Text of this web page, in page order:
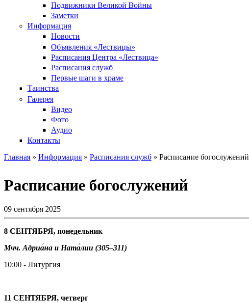
Подвижники Великой Войны
Заметки
Информация
Новости
Объявления «Лествицы»
Расписания Центра «Лествица»
Расписания служб
Первые шаги в храме
Таинства
Галерея
Видео
Фото
Аудио
Контакты
Главная » Информация » Расписания служб » Расписание богослужений
Расписание богослужений
09 сентября 2025
8 СЕНТЯБРЯ, понедельник
Мчч. Адриа́на и Ната́лии (305–311)
10:00 - Литургия
11 СЕНТЯБРЯ, четверг